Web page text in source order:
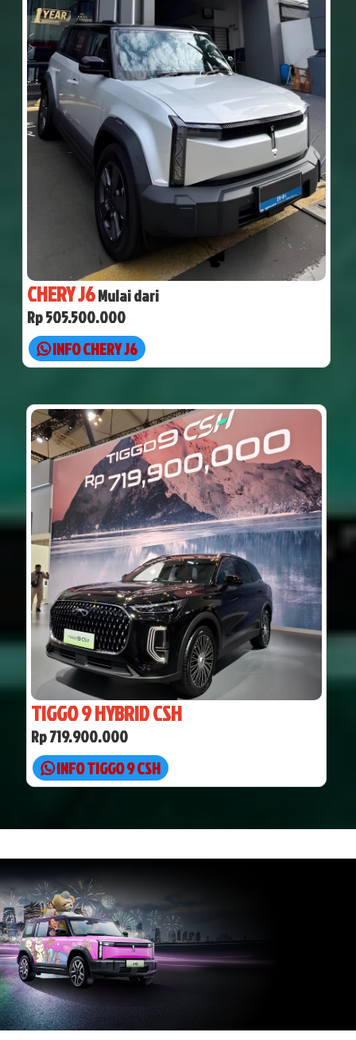
CHERY J6Mulai dari
Rp 505.500.000
INFO CHERY J6
TIGGO 9 HYBRID CSH
Rp 719.900.000
INFO TIGGO 9 CSH